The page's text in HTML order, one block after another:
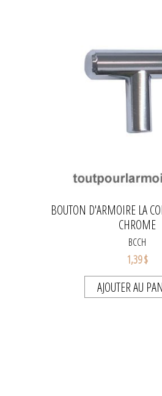
BOUTON D'ARMOIRE LA
CHROME
BCCH
1,39 $
AJOUTER AU